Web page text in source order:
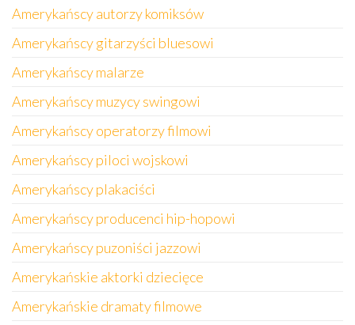
Amerykańscy autorzy komiksów
Amerykańscy gitarzyści bluesowi
Amerykańscy malarze
Amerykańscy muzycy swingowi
Amerykańscy operatorzy filmowi
Amerykańscy piloci wojskowi
Amerykańscy plakaciści
Amerykańscy producenci hip-hopowi
Amerykańscy puzoniści jazzowi
Amerykańskie aktorki dziecięce
Amerykańskie dramaty filmowe